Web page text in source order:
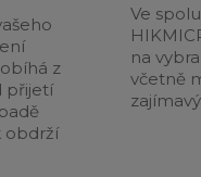
z
přijetí
obdrží
Ve
na
včetně